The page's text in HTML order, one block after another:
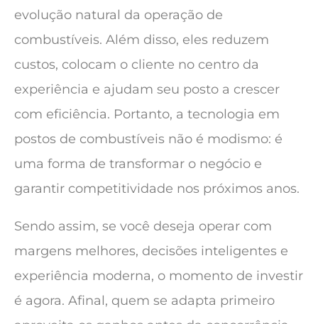
evolução natural da operação de
combustíveis. Além disso, eles reduzem
custos, colocam o cliente no centro da
experiência e ajudam seu posto a crescer
com eficiência. Portanto, a tecnologia em
postos de combustíveis não é modismo: é
uma forma de transformar o negócio e
garantir competitividade nos próximos anos.
Sendo assim, se você deseja operar com
margens melhores, decisões inteligentes e
experiência moderna, o momento de investir
é agora. Afinal, quem se adapta primeiro